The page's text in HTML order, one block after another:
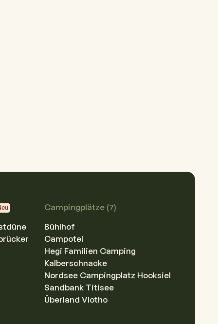
Campingplätze (7)
Bühlhof
Campotel
Hegi Familien Camping
Kalberschnacke
Nordsee Campingplatz Hooksiel
Sandbank Titisee
Überland Vlotho